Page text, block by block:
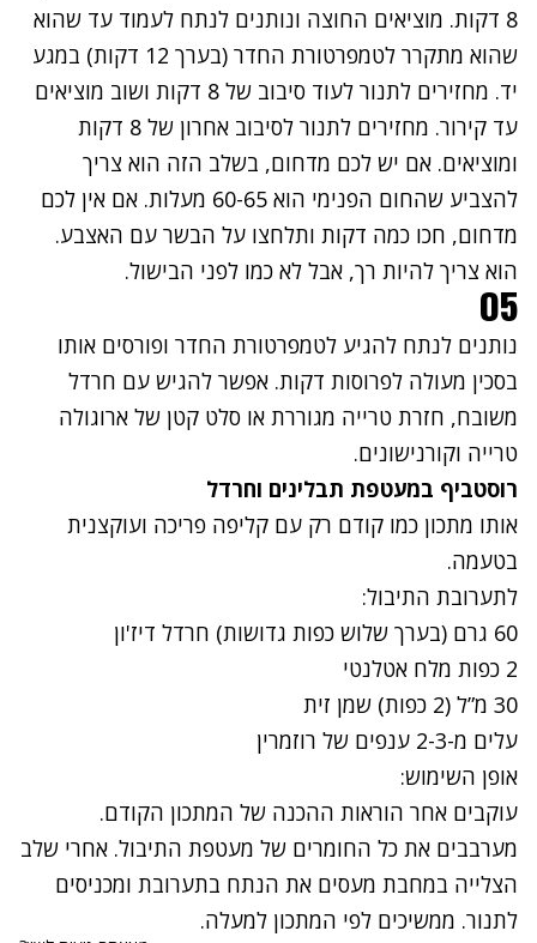
8 דקות. מוציאים החוצה ונותנים לנתח לעמוד עד שהוא
שהוא מתקרר לטמפרטורת החדר (בערך 12 דקות) במגע
יד. מחזירים לתנור לעוד סיבוב של 8 דקות ושוב מוציאים
עד קירור. מחזירים לתנור לסיבוב אחרון של 8 דקות
ומוציאים. אם יש לכם מדחום, בשלב הזה הוא צריך
להצביע שהחום הפנימי הוא 60-65 מעלות. אם אין לכם
מדחום, חכו כמה דקות ותלחצו על הבשר עם האצבע.
הוא צריך להיות רך, אבל לא כמו לפני הבישול.
05
נותנים לנתח להגיע לטמפרטורת החדר ופורסים אותו
בסכין מעולה לפרוסות דקות. אפשר להגיש עם חרדל
משובח, חזרת טרייה מגוררת או סלט קטן של ארוגולה
טרייה וקורנישונים.
רוסטביף במעטפת תבלינים וחרדל
אותו מתכון כמו קודם רק עם קליפה פריכה ועוקצנית
בטעמה.
לתערובת התיבול:
60 גרם (בערך שלוש כפות גדושות) חרדל דיז'ון
2 כפות מלח אטלנטי
30 מ”ל (2 כפות) שמן זית
עלים מ-2-3 ענפים של רוזמרין
אופן השימוש:
עוקבים אחר הוראות ההכנה של המתכון הקודם.
מערבבים את כל החומרים של מעטפת התיבול. אחרי שלב
הצלייה במחבת מעסים את הנתח בתערובת ומכניסים
לתנור. ממשיכים לפי המתכון למעלה.